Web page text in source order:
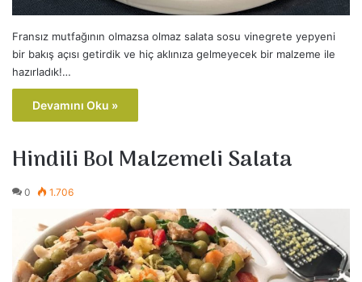
Fransız mutfağının olmazsa olmaz salata sosu vinegrete yepyeni
bir bakış açısı getirdik ve hiç aklınıza gelmeyecek bir malzeme ile
hazırladık!…
Devamını Oku »
Hindili Bol Malzemeli Salata
0 1.706